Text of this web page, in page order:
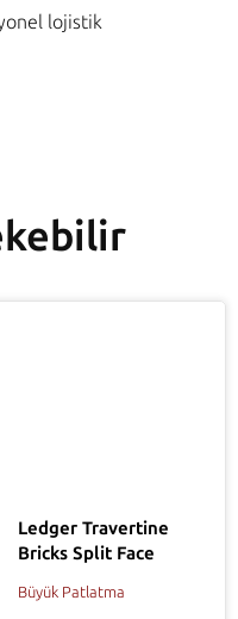
lojistik
Ledger Travertine
Bricks Split Face
Büyük Patlatma